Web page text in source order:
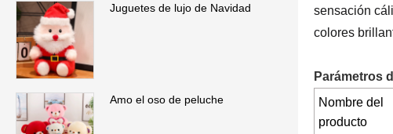
Juguetes de lujo de Navidad
Amo el oso de peluche
sensación
colores
Parámetros
Nombre del
producto